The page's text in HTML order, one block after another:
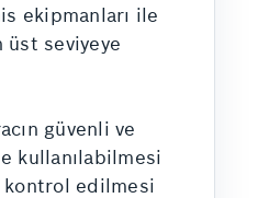
ekipmanları ile
seviyeye
güvenli ve
kullanılabilmesi
edilmesi